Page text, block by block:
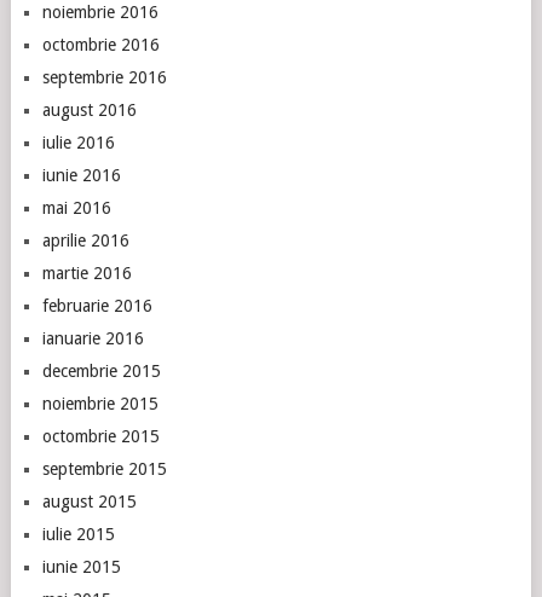
noiembrie 2016
octombrie 2016
septembrie 2016
august 2016
iulie 2016
iunie 2016
mai 2016
aprilie 2016
martie 2016
februarie 2016
ianuarie 2016
decembrie 2015
noiembrie 2015
octombrie 2015
septembrie 2015
august 2015
iulie 2015
iunie 2015